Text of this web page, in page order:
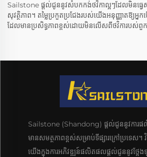
Sailstone ផ្តល់ជូននូវសំបកកង់ថវិកាល្អៗដែលមិនធ្
សុវត្ថិភាព។ តម្លៃប្រកួតប្រជែងរបស់យើងអនុញ្ញាតឱ្យអ្
ដែលមានប្រសិទ្ធភាពខ្ពស់ដោយមិនលើសពីថវិការបស់ពួ
Sailstone (Shandong) ផ្តល់ជូននូវការផ
មានសមត្ថភាពខ្ពស់សម្រាប់ទីផ្សារក្រៅប្រទេស។
យើងក្នុងការអភិវឌ្ឍន៍ផលិតផលផ្តល់ជូននូវថ្អែ